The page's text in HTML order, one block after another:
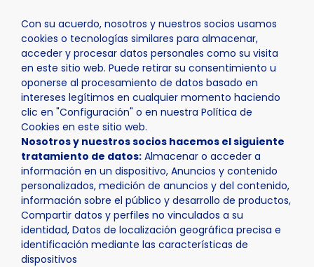
Con su acuerdo, nosotros y nuestros socios usamos
cookies o tecnologías similares para almacenar,
acceder y procesar datos personales como su visita
en este sitio web. Puede retirar su consentimiento u
oponerse al procesamiento de datos basado en
intereses legítimos en cualquier momento haciendo
clic en "Configuración" o en nuestra Política de
Cookies en este sitio web.
Nosotros y nuestros socios hacemos el siguiente
tratamiento de datos: Almacenar o acceder a
información en un dispositivo, Anuncios y contenido
personalizados, medición de anuncios y del contenido,
información sobre el público y desarrollo de productos,
Compartir datos y perfiles no vinculados a su
identidad, Datos de localización geográfica precisa e
identificación mediante las características de
dispositivos
Inicio Actualidad Agenda Flujo de trabajo